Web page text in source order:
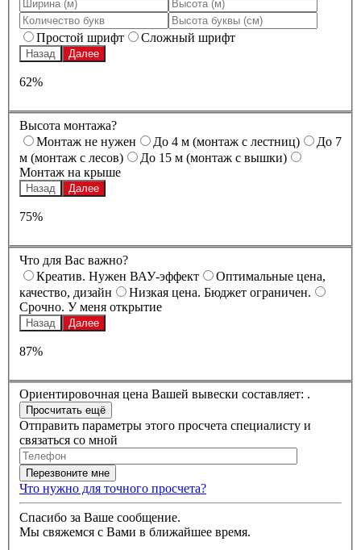
Простой шрифт Сложный шрифт
Назад Далее
62%
Высота монтажа?
Монтаж не нужен
До 4 м (монтаж с лестниц)
До 7
м (монтаж с лесов)
До 15 м (монтаж с вышки)
Монтаж на крыше
Назад Далее
75%
Что для Вас важно?
Креатив. Нужен ВАУ-эффект
Оптимальные цена,
качество, дизайн
Низкая цена. Бюджет ограничен.
Срочно. У меня открытие
Назад Далее
87%
Ориентировочная цена Вашей вывески составляет: .
Отправить параметры этого просчета специалисту и
связаться со мной
Что нужно для точного просчета?
Спасибо за Ваше сообщение.
Мы свяжемся с Вами в ближайшее время.